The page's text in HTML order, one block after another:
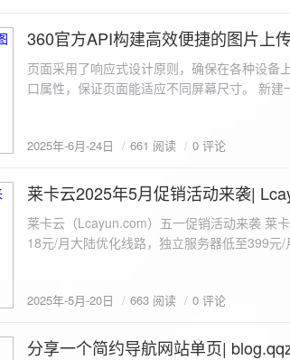
2025-6-24
360官方API构建高效便捷的图片上
页面采用了响应式设计原则，确保在各种设
口属性，保证页面能适应不同屏幕尺寸。 新
重置默认样式 */ * { margin: 0; padding: 0; box-sizing: border-box; } /* 设置页面的字体和添加背景图片 */
center fixed; /* 使用服务器上的路径 */ background-size: cover; /* 保证背景图片覆盖整个视窗 */ color:
#333; display: flex; justify-content: center; align-items: center; min-height: 100vh; margin: 0; } /* 容器样
式 */ .container { background-color: rgba(255, 255, 255, 0.9); /* 使用半透明白色背景，以便在图片背景
上更清晰地显示内容 */ padding: 30px; border-radius: 8px; box-shadow: 0 4px 8px rgba(0, 0, 0, 0.1);
padding: 8px; background-color: #f7f7f7; border: 1px solid #ccc; border-radius: 4px; font-size: 16px;
size: 16px; border: none; border-radius: 4px; cursor: pointer; transition: background-color 0.3s ease; }
2025年-6月-24日 661 阅读 0 评论
2025-5-20
莱卡云2025年5月促销活动来袭|
莱卡云（Lcayun.com）五一促销活动来袭 莱卡云是一家专门经营大陆优化线路的服务商，云服务器低至
18元/月大陆优化线路，独立服务器低至399
https://www.lcayun.com/actcloud.html
2025年-5月-20日 663 阅读 0 评论
2025-5-19
分享一个简约导航网站单页|